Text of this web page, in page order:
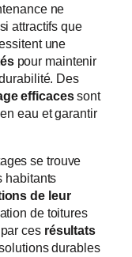
ne
attractifs que
une
pour maintenir
Des
efficacessont
eau et garantir
se trouve
habitants
de leur
de toitures
ces résultats
durables